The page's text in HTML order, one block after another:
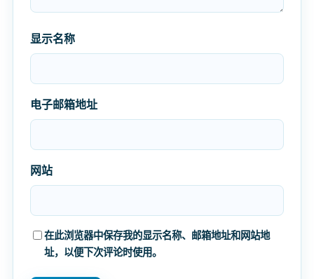
显示名称
电子邮箱地址
网站
在此浏览器中保存我的显示名称、邮箱地址和网站地
址，以便下次评论时使用。